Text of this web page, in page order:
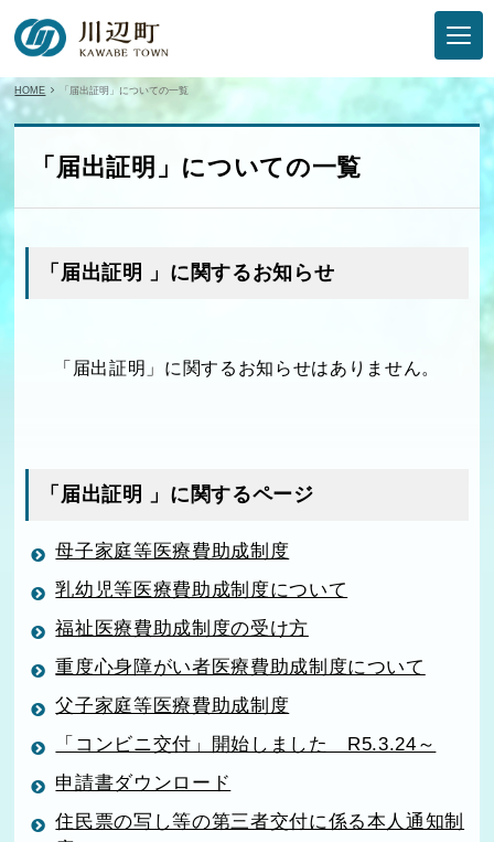
HOME 「届出証明」についての一覧
「届出証明」についての一覧
「届出証明 」に関するお知らせ
「届出証明」に関するお知らせはありません。
「届出証明 」に関するページ
母子家庭等医療費助成制度
乳幼児等医療費助成制度について
福祉医療費助成制度の受け方
重度心身障がい者医療費助成制度について
父子家庭等医療費助成制度
「コンビニ交付」開始しました R5.3.24～
申請書ダウンロード
住民票の写し等の第三者交付に係る本人通知制